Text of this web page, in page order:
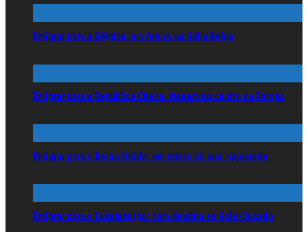
Emigrar para a Bélgica: um futuro na Gália Belga
Emigrar para a República Checa: viagem ao centro da Europa
Emigrar para o Reino Unido: em terras de sua majestade
Emigrar para o Luxemburgo: com destino ao Grão-Ducado